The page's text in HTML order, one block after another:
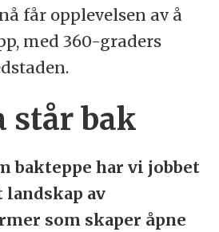
får opplevelsen av å
med 360-graders
står bak
bakteppe har vi jobbet
landskap av
som skaper åpne